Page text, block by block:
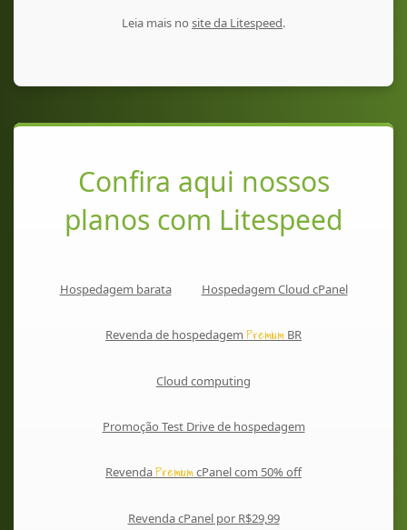
Leia mais no site da Litespeed.
Confira aqui nossos
planos com Litespeed
Hospedagem barata Hospedagem Cloud cPanel
Revenda de hospedagem Premium BR
Cloud computing
Promoção Test Drive de hospedagem
RevendaPremiumcPanel com 50% off
Revenda cPanel por R$29,99